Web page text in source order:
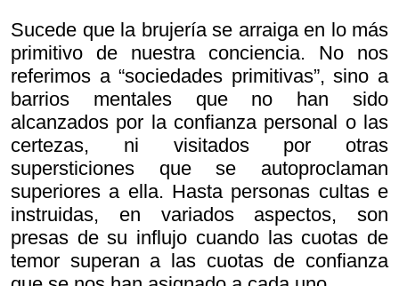
Sucede que la brujería se arraiga en lo más
primitivo de nuestra conciencia. No nos
referimos a “sociedades primitivas”, sino a
barrios mentales que no han sido
alcanzados por la confianza personal o las
certezas, ni visitados por otras
supersticiones que se autoproclaman
superiores a ella. Hasta personas cultas e
instruidas, en variados aspectos, son
presas de su influjo cuando las cuotas de
temor superan a las cuotas de confianza